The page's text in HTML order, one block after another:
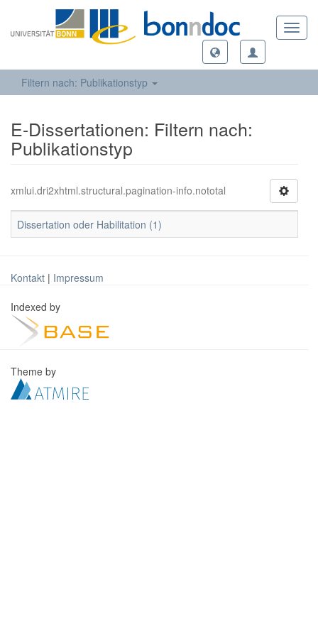
Filtern nach: Publikationstyp
E-Dissertationen: Filtern nach:
Publikationstyp
xmlui.dri2xhtml.structural.pagination-info.nototal
Dissertation oder Habilitation (1)
Kontakt | Impressum
Indexed by
Theme by